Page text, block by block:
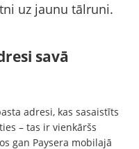
uz jaunu tālruni.
savā
adresi, kas sasaistīts
– tas ir vienkāršs
gan Paysera mobilajā